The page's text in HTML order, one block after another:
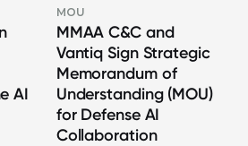
AI
MOU
MMAA C&C and
Vantiq Sign Strategic
Memorandum of
Understanding (MOU)
for Defense AI
Collaboration